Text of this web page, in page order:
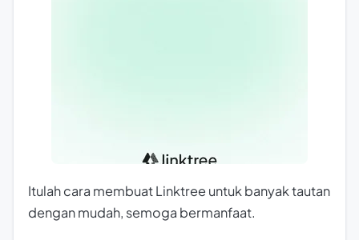
Itulah cara membuat Linktree untuk banyak tautan
dengan mudah, semoga bermanfaat.